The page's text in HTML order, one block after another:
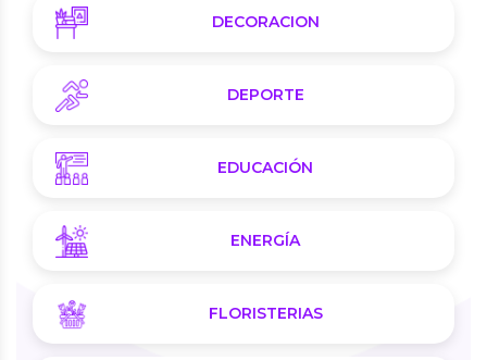
DECORACION
DEPORTE
EDUCACIÓN
ENERGÍA
FLORISTERIAS